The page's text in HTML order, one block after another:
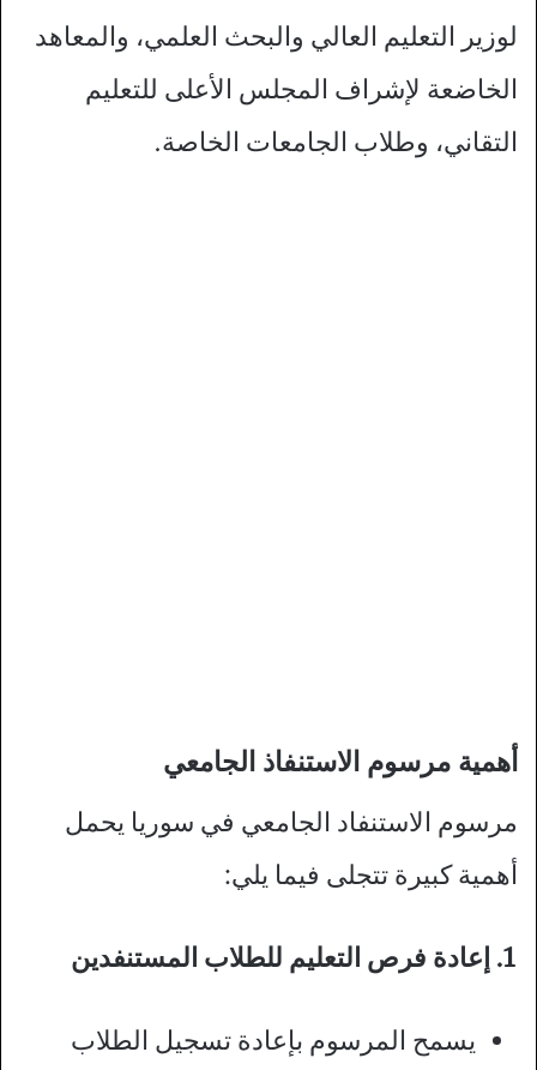
لوزير التعليم العالي والبحث العلمي، والمعاهد
الخاضعة لإشراف المجلس الأعلى للتعليم
التقاني، وطلاب الجامعات الخاصة.
أهمية مرسوم الاستنفاذ الجامعي
مرسوم الاستنفاد الجامعي في سوريا يحمل
أهمية كبيرة تتجلى فيما يلي:
1. إعادة فرص التعليم للطلاب المستنفدين
يسمح المرسوم بإعادة تسجيل الطلاب